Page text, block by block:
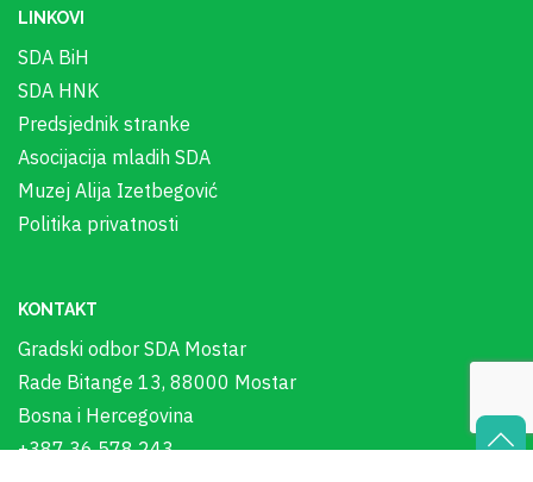
LINKOVI
SDA BiH
SDA HNK
Predsjednik stranke
Asocijacija mladih SDA
Muzej Alija Izetbegović
Politika privatnosti
KONTAKT
Gradski odbor SDA Mostar
Rade Bitange 13, 88000 Mostar
Bosna i Hercegovina
+387 36 578 243